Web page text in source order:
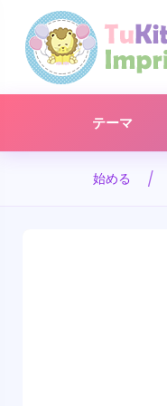
テーマ
始める